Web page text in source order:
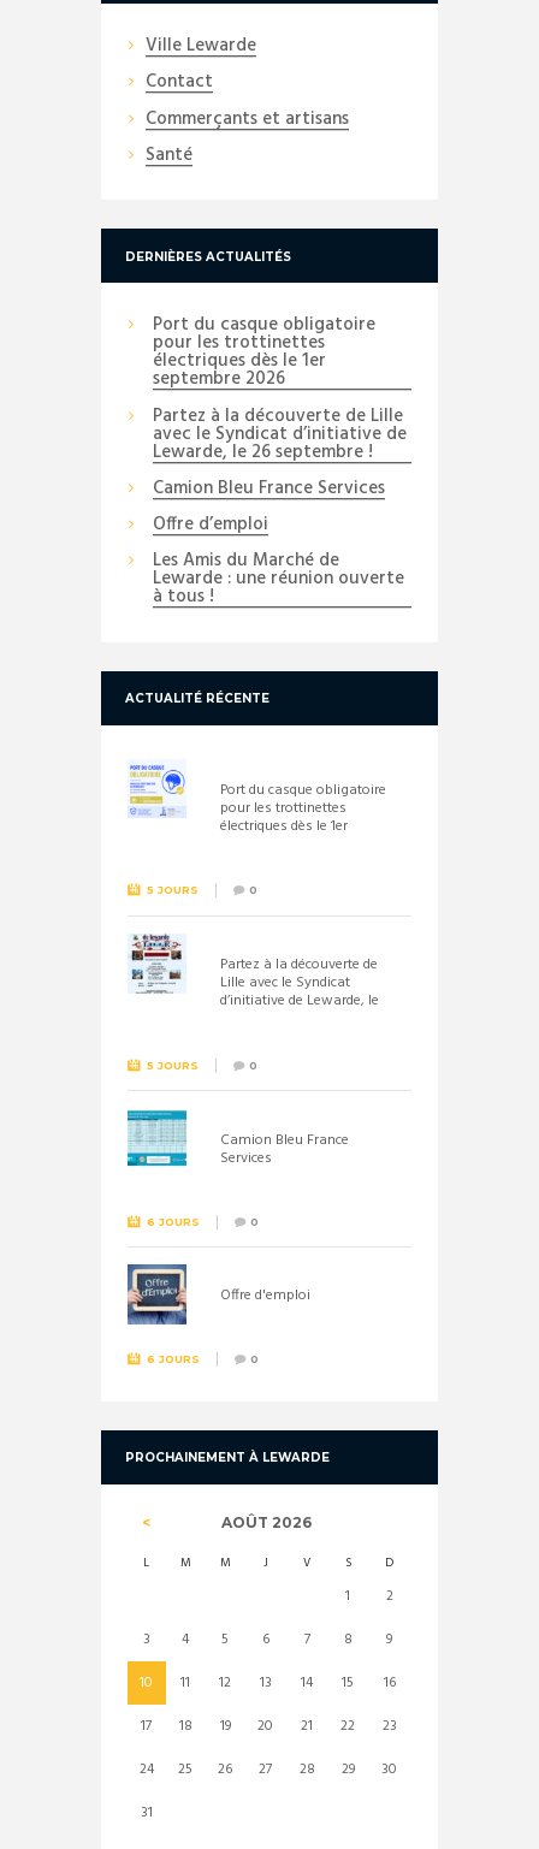
Ville Lewarde
Contact
Commerçants et artisans
Santé
DERNIÈRES ACTUALITÉS
Port du casque obligatoire
pour les trottinettes
électriques dès le 1er
septembre 2026
Partez à la découverte de Lille
avec le Syndicat d’initiative de
Lewarde, le 26 septembre !
Camion Bleu France Services
Offre d’emploi
Les Amis du Marché de
Lewarde : une réunion ouverte
à tous !
ACTUALITÉ RÉCENTE
Port du casque obligatoire
pour les trottinettes
électriques dès le 1er
5 JOURS 0
Partez à la découverte de
Lille avec le Syndicat
d’initiative de Lewarde, le
5 JOURS 0
Camion Bleu France
Services
6 JOURS 0
Offre d'emploi
6 JOURS 0
PROCHAINEMENT À LEWARDE
AOÛT 2026
L M M J V S D
1
2
3
4 5 6 7 8
9
10
11 12 13 14 15
16
17
18 19 20 21 22
23
24
25 26 27 28 29
30
31